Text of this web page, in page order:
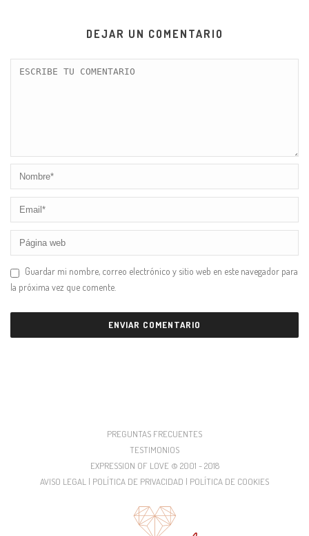
DEJAR UN COMENTARIO
Guardar mi nombre, correo electrónico y sitio web en este navegador para
la próxima vez que comente.
PREGUNTAS FRECUENTES
TESTIMONIOS
EXPRESSION OF LOVE © 2001 - 2018
AVISO LEGAL | POLÍTICA DE PRIVACIDAD | POLÍTICA DE COOKIES